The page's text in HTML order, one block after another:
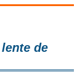
de